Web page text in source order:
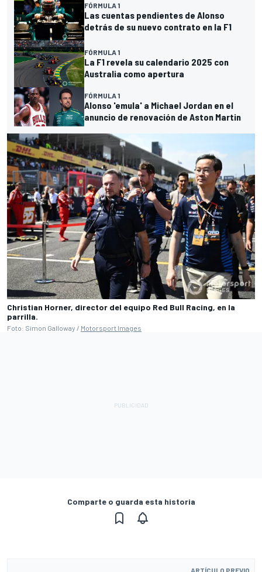
FÓRMULA 1
Las cuentas pendientes de Alonso
detrás de su nuevo contrato en la F1
FÓRMULA 1
La F1 revela su calendario 2025 con
Australia como apertura
FÓRMULA 1
Alonso 'emula' a Michael Jordan en el
anuncio de renovación de Aston Martin
Christian Horner, director del equipo Red Bull Racing, en la
parrilla.
Foto: Simon Galloway / Motorsport Images
Comparte o guarda esta historia
ARTÍCULO PREVIO